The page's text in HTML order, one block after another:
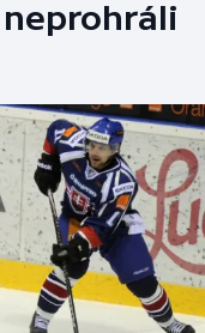
neprohráli